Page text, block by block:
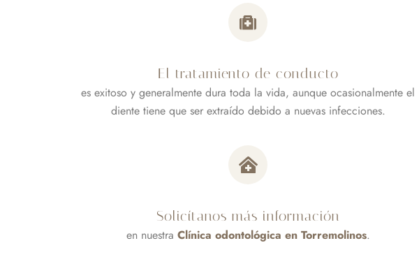
El tratamiento de conducto
es exitoso y generalmente dura toda la vida, aunque ocasionalmente el
diente tiene que ser extraído debido a nuevas infecciones.
Solicítanos más información
en nuestra Clínica odontológica en Torremolinos.